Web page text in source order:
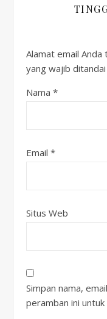
Alamat email Anda
yang wajib ditandai
Nama *
Email *
Situs Web
Simpan nama,
peramban ini